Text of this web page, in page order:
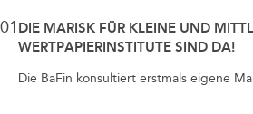
01 DIE MARISK FÜR KLEINE UND
WERTPAPIERINSTITUTE SIND DA!
Die BaFin konsultiert erstmals eigene